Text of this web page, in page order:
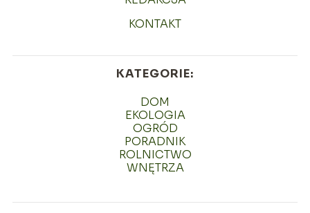
KONTAKT
KATEGORIE:
DOM
EKOLOGIA
OGRÓD
PORADNIK
ROLNICTWO
WNĘTRZA